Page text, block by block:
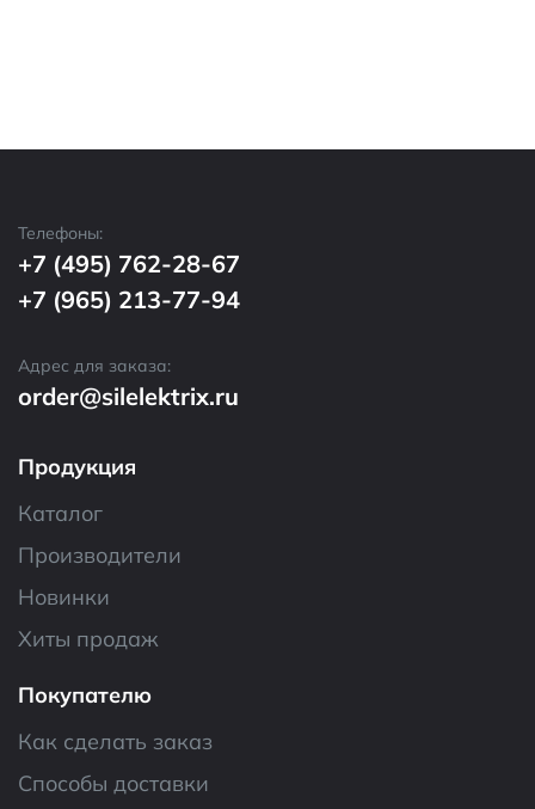
Телефоны:
+7 (495) 762-28-67
+7 (965) 213-77-94
Адрес для заказа:
order@silelektrix.ru
Продукция
Каталог
Производители
Новинки
Хиты продаж
Покупателю
Как сделать заказ
Способы доставки